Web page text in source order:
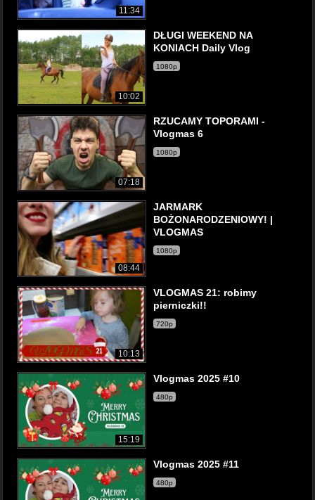
11:34
10:02
DŁUGI WEEKEND NA
KONIACH Daily Vlog
1080p
07:18
RZUCAMY TOPORAMI -
Vlogmas 6
1080p
08:44
JARMARK
BOŻONARODZENIOWY! |
VLOGMAS
1080p
10:13
VLOGMAS 21: robimy
pierniczki!!
720p
15:19
Vlogmas 2025 #10
480p
Vlogmas 2025 #11
480p